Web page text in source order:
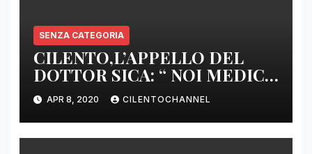
SENZA CATEGORIA
CILENTO,L’APPELLO DEL
DOTTOR SICA: “ NOI MEDICI
DI BASE SIAMO SENZA ARMI
E SENZA PRESIDI”
APR 8, 2020 CILENTOCHANNEL